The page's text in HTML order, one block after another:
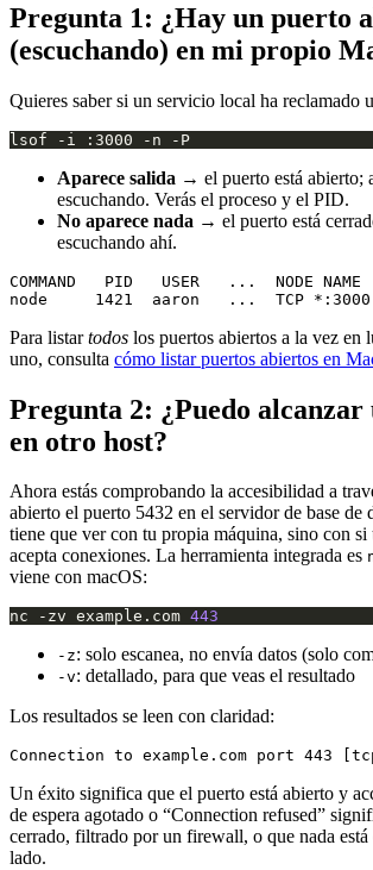
Pregunta 1: ¿Hay un puerto
(escuchando) en mi propio
Quieres saber si un servicio local ha reclamado
Aparece salida → el puerto está abierto;
escuchando. Verás el proceso y el PID.
No aparece nada → el puerto está
escuchando ahí.
COMMAND   PID   USER   ...  NODE NAME
Para listartodos los puertos abiertos a la vez en
uno, consulta cómo listar puertos abiertos en
Pregunta 2: ¿Puedo alcanzar
en otro host?
Ahora estás comprobando la accesibilidad a
abierto el puerto 5432 en el servidor de base de
tiene que ver con tu propia máquina, sino con
acepta conexiones. La herramienta integrada es
viene con macOS:
nc -zv example.com 443
-z: solo escanea, no envía datos (solo
-v: detallado, para que veas el resultado
Los resultados se leen con claridad:
Un éxito significa que el puerto está abierto y
de espera agotado o “Connection refused”
cerrado, filtrado por un firewall, o que nada está
lado.